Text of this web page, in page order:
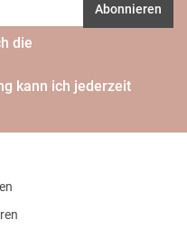
Abonnieren
die
kann ich jederzeit